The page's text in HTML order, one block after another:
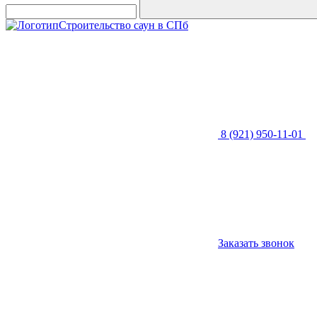
Строительство саун в СПб
8 (921) 950-11-01
Заказать звонок